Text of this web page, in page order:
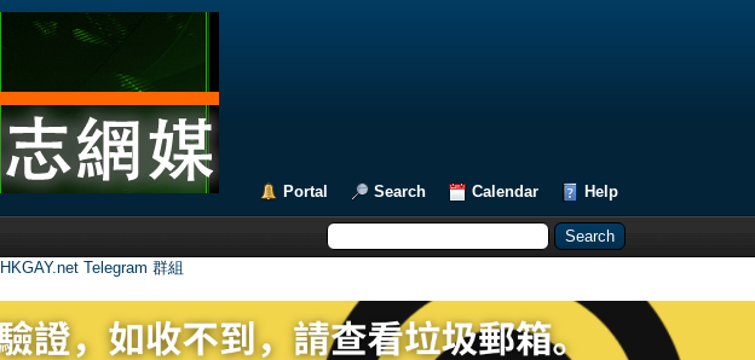
Portal Search Calendar Help
HKGAY.net Telegram 群組